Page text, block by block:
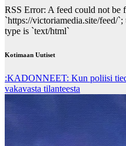
RSS Error: A feed could not be
`https://victoriamedia.site/feed/
type is `text/html`
Kotimaan Uutiset
:KADONNEET: Kun poliisi
vakavasta tilanteesta